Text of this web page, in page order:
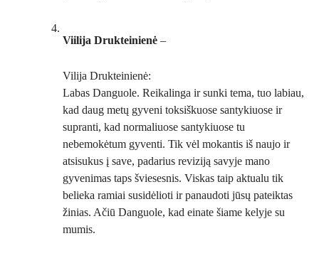
Viilija Drukteinienė –
Vilija Drukteinienė:
Labas Danguole. Reikalinga ir sunki tema, tuo labiau,
kad daug metų gyveni toksiškuose santykiuose ir
supranti, kad normaliuose santykiuose tu
nebemokėtum gyventi. Tik vėl mokantis iš naujo ir
atsisukus į save, padarius reviziją savyje mano
gyvenimas taps šviesesnis. Viskas taip aktualu tik
belieka ramiai susidėlioti ir panaudoti jūsų pateiktas
žinias. Ačiū Danguole, kad einate šiame kelyje su
mumis.